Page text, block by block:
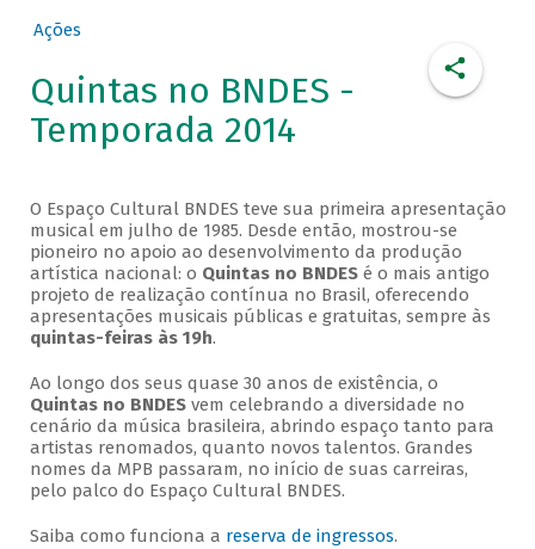
Ações
Quintas no BNDES -
Temporada 2014
O Espaço Cultural BNDES teve sua primeira apresentação
musical em julho de 1985. Desde então, mostrou-se
pioneiro no apoio ao desenvolvimento da produção
artística nacional: o Quintas no BNDESé o mais antigo
projeto de realização contínua no Brasil, oferecendo
apresentações musicais públicas e gratuitas, sempre às
quintas-feiras às 19h.
Ao longo dos seus quase 30 anos de existência, o
Quintas no BNDESvem celebrando a diversidade no
cenário da música brasileira, abrindo espaço tanto para
artistas renomados, quanto novos talentos. Grandes
nomes da MPB passaram, no início de suas carreiras,
pelo palco do Espaço Cultural BNDES.
Saiba como funciona a reserva de ingressos.